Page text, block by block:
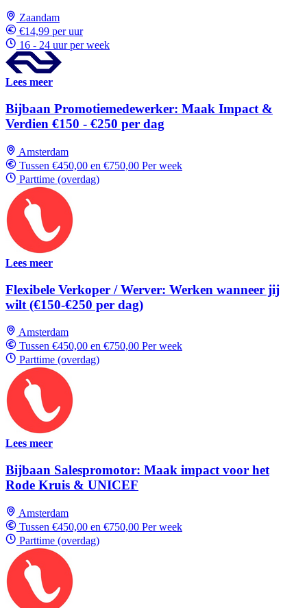
Zaandam
€14,99 per uur
16 - 24 uur per week
Lees meer
Bijbaan Promotiemedewerker: Maak Impact &
Verdien €150 - €250 per dag
Amsterdam
Tussen €450,00 en €750,00 Per week
Parttime (overdag)
Lees meer
Flexibele Verkoper / Werver: Werken wanneer jij
wilt (€150-€250 per dag)
Amsterdam
Tussen €450,00 en €750,00 Per week
Parttime (overdag)
Lees meer
Bijbaan Salespromotor: Maak impact voor het
Rode Kruis & UNICEF
Amsterdam
Tussen €450,00 en €750,00 Per week
Parttime (overdag)